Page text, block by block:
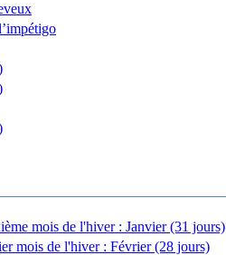
mois de l'hiver : Janvier (31 jours)
mois de l'hiver : Février (28 jours)